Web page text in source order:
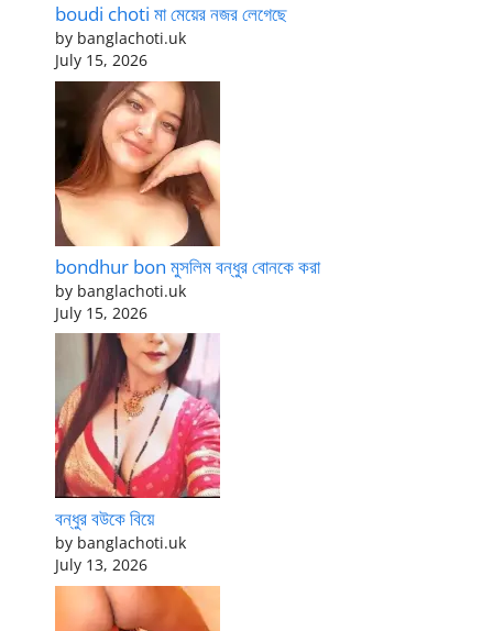
boudi choti মা মেয়ের নজর লেগেছে
by banglachoti.uk
July 15, 2026
bondhur bon মুসলিম বন্ধুর বোনকে করা
by banglachoti.uk
July 15, 2026
বন্ধুর বউকে বিয়ে
by banglachoti.uk
July 13, 2026